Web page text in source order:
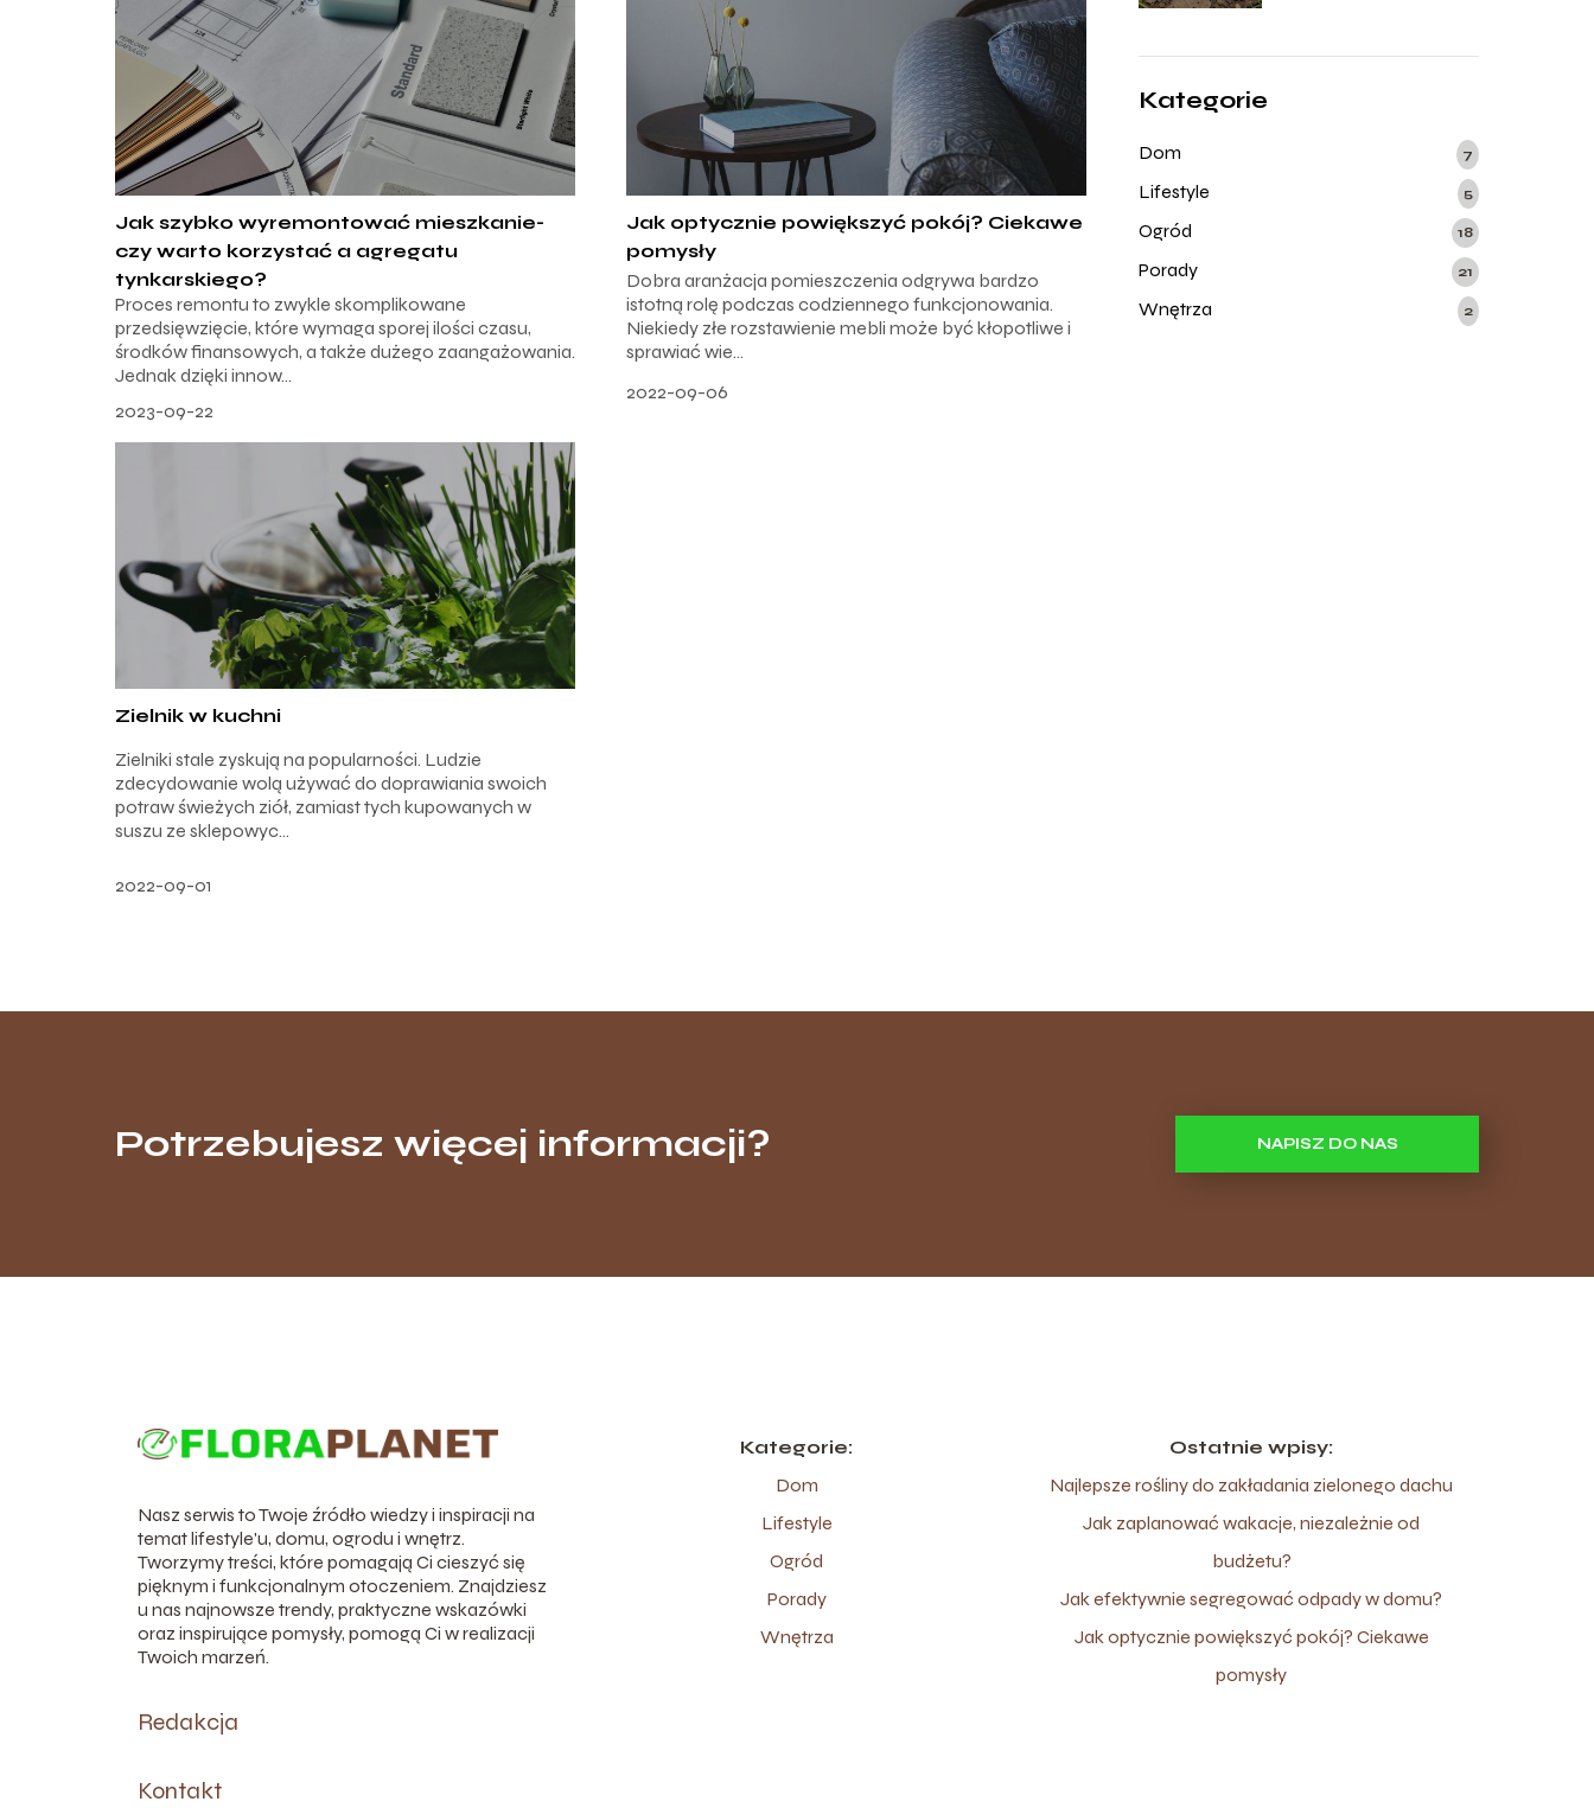
Jak szybko wyremontować mieszkanie-
czy warto korzystać a agregatu
tynkarskiego?
Proces remontu to zwykle skomplikowane
przedsięwzięcie, które wymaga sporej ilości czasu,
środków finansowych, a także dużego zaangażowania.
Jednak dzięki innow...
2023-09-22
Jak optycznie powiększyć pokój? Ciekawe
pomysły
Dobra aranżacja pomieszczenia odgrywa bardzo
istotną rolę podczas codziennego funkcjonowania.
Niekiedy złe rozstawienie mebli może być kłopotliwe i
sprawiać wie...
2022-09-06
Zielnik w kuchni
Zielniki stale zyskują na popularności. Ludzie
zdecydowanie wolą używać do doprawiania swoich
potraw świeżych ziół, zamiast tych kupowanych w
suszu ze sklepowyc...
2022-09-01
Kategorie
Dom 7
Lifestyle 5
Ogród 18
Porady 21
Wnętrza 2
Potrzebujesz więcej informacji? NAPISZ DO NAS
Nasz serwis to Twoje źródło wiedzy i inspiracji na
temat lifestyle'u, domu, ogrodu i wnętrz.
Tworzymy treści, które pomagają Ci cieszyć się
pięknym i funkcjonalnym otoczeniem. Znajdziesz
u nas najnowsze trendy, praktyczne wskazówki
oraz inspirujące pomysły, pomogą Ci w realizacji
Twoich marzeń.
Redakcja
Kontakt
Kategorie:
Dom
Lifestyle
Ogród
Porady
Wnętrza
Ostatnie wpisy:
Najlepsze rośliny do zakładania zielonego dachu
Jak zaplanować wakacje, niezależnie od
budżetu?
Jak efektywnie segregować odpady w domu?
Jak optycznie powiększyć pokój? Ciekawe
pomysły